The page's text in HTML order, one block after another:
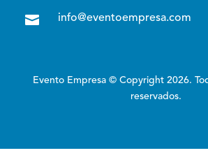
 info@eventoempresa.com
Evento Empresa © Copyright 2026.
reservados.